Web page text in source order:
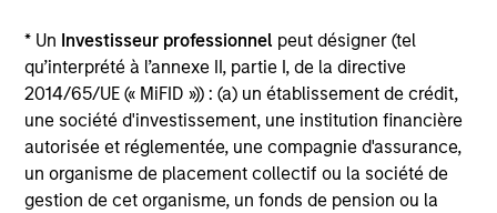
* Un Investisseur professionnel peut désigner (tel
qu’interprété à l’annexe II, partie I, de la directive
2014/65/UE (« MiFID »)) : (a) un établissement de crédit,
une société d'investissement, une institution financière
autorisée et réglementée, une compagnie d'assurance,
un organisme de placement collectif ou la société de
gestion de cet organisme, un fonds de pension ou la
Morgan Stanley may benefit a middle-
market company?
What do you want prospective investors
and business partners to know about you
and your team?